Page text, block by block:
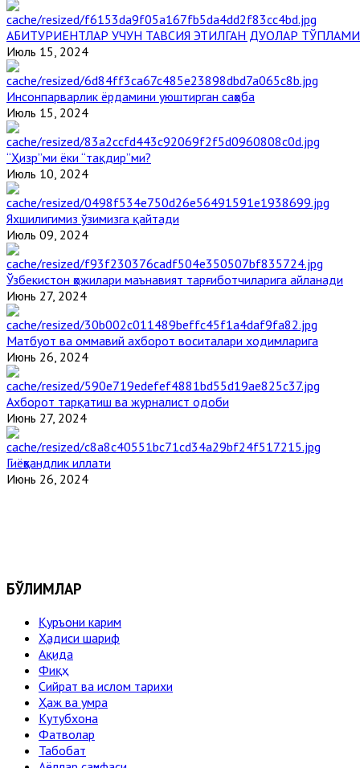
АБИТУРИЕНТЛАР УЧУН ТАВСИЯ ЭТИЛГАН ДУОЛАР ТЎПЛАМИ
Июль 15, 2024
Инсонпарварлик ёрдамини уюштирган саҳоба
Июль 15, 2024
“Ҳизр”ми ёки “тақдир”ми?
Июль 10, 2024
Яхшилигимиз ўзимизга қайтади
Июль 09, 2024
Ўзбекистон ҳожилари маънавият тарғиботчиларига айланади
Июнь 27, 2024
Матбуот ва оммавий ахборот воситалари ходимларига
Июнь 26, 2024
Ахборот тарқатиш ва журналист одоби
Июнь 27, 2024
Гиёҳвандлик иллати
Июнь 26, 2024
БЎЛИМЛАР
Қуръони карим
Ҳадиси шариф
Ақида
Фиқҳ
Сийрат ва ислом тарихи
Ҳаж ва умра
Кутубхона
Фатволар
Табобат